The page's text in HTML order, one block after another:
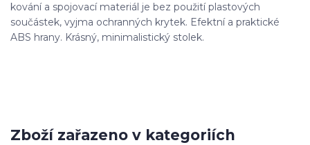
kování a spojovací materiál je bez použití plastových
součástek, vyjma ochranných krytek. Efektní a praktické
ABS hrany. Krásný, minimalistický stolek.
Zboží zařazeno v kategoriích